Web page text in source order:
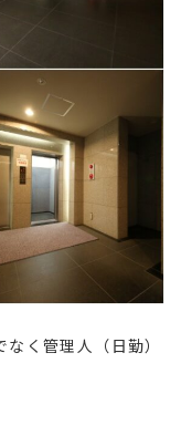
く管理人（日勤）